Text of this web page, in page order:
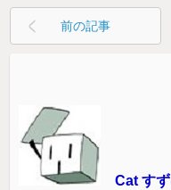
前の記事
Cat すず